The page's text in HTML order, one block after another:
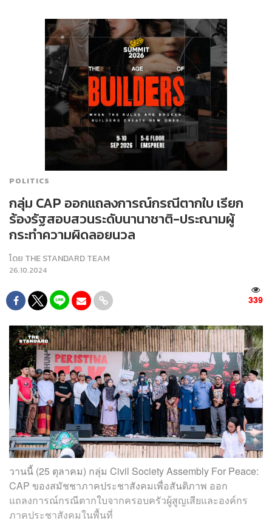
POLITICS
กลุ่ม CAP ออกแถลงการณ์กรณีตากใบ เรียก
ร้องรัฐสอบสวนระดับนานาชาติ-ประณามผู้
กระทำความผิดลอยนวล
โดย THE STANDARD TEAM
26.10.2024
339
วานนี้ (25 ตุลาคม) กลุ่ม Civil Society Assembly For Peace:
CAP ของสมัชชาภาคประชาสังคมเพื่อสันติภาพ ออก
แถลงการณ์กรณีตากใบจากครอบครัวผู้สูญเสียและองค์กร
ภาคประชาสังคมในพื้นที่